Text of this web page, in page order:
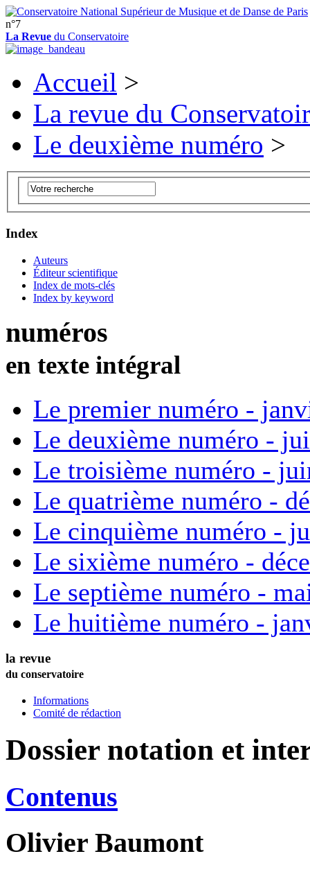
n°7
La Revue du Conservatoire
Accueil >
La revue du
Le deuxième numéro >
Index
Auteurs
Éditeur scientifique
Index de mots-clés
Index by keyword
numéros
en texte intégral
Le premier numéro -
Le deuxième numéro -
Le troisième numéro -
Le quatrième numéro -
Le cinquième numéro -
Le sixième numéro -
Le septième numéro -
Le huitième numéro -
la revue
du conservatoire
Informations
Comité de rédaction
Dossier notation et
Contenus
Olivier Baumont